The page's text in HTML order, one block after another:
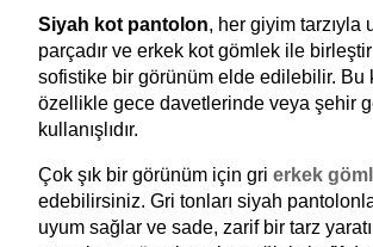
Siyah kot pantolon, her giyim tarzıyla
parçadır ve erkek kot gömlek ile
sofistike bir görünüm elde edilebilir. Bu
özellikle gece davetlerinde veya şehir
kullanışlıdır.
Çok şık bir görünüm için gri erkek
edebilirsiniz. Gri tonları siyah
uyum sağlar ve sade, zarif bir tarz